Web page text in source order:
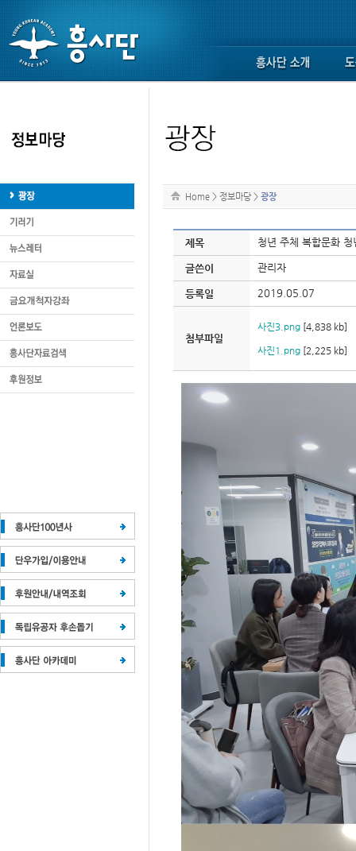
Home > 정보마당 > 광장
제목 청년 주체 복합문화
글쓴이 관리자
등록일 2019.05.07
첨부파일
사진3.png[4,838 kb]
사진1.png[2,225 kb]